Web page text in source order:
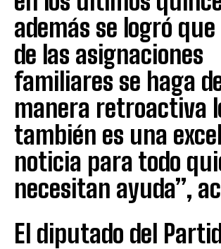
además se logró
de las asignaciones
familiares se haga
manera retroactiva
también es una
noticia para todo
necesitan ayuda”,
El diputado del